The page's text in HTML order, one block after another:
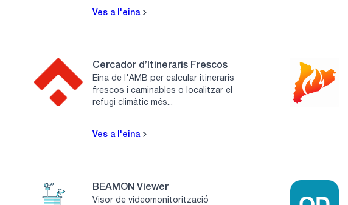
Ves a l'eina
Cercador d’Itineraris Frescos
Eina de l'AMB per calcular itineraris
frescos i caminables o localitzar el
refugi climàtic més...
Ves a l'eina
BEAMON Viewer
Visor de videomonitorització